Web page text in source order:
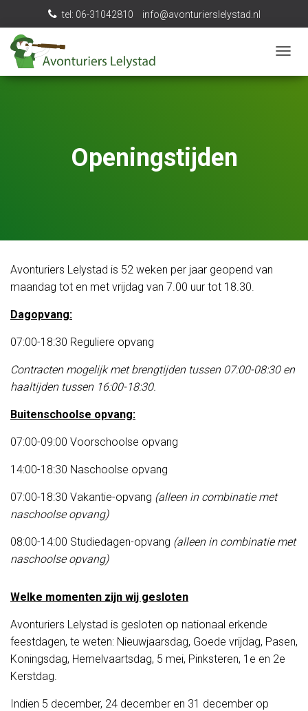
tel: 06-31042810 info@avonturierslelystad.nl
A
Openingstijden
Avonturiers Lelystad is 52 weken per jaar geopend van
maandag tot en met vrijdag van 7.00 uur tot 18.30.
Dagopvang:
07:00-18:30 Reguliere opvang
Contracten mogelijk met brengtijden tussen 07:00-08:30 en
haaltijden tussen 16:00-18:30.
Buitenschoolse opvang:
07:00-09:00 Voorschoolse opvang
14:00-18:30 Naschoolse opvang
07:00-18:30 Vakantie-opvang (alleen in combinatie met
naschoolse opvang)
08:00-14:00 Studiedagen-opvang (alleen in combinatie met
naschoolse opvang)
Welke momenten zijn wij gesloten
Avonturiers Lelystad is gesloten op nationaal erkende
feestdagen, te weten: Nieuwjaarsdag, Goede vrijdag, Pasen,
Koningsdag, Hemelvaartsdag, 5 mei, Pinksteren, 1e en 2e
Kerstdag.
Indien 5 december, 24 december en 31 december op